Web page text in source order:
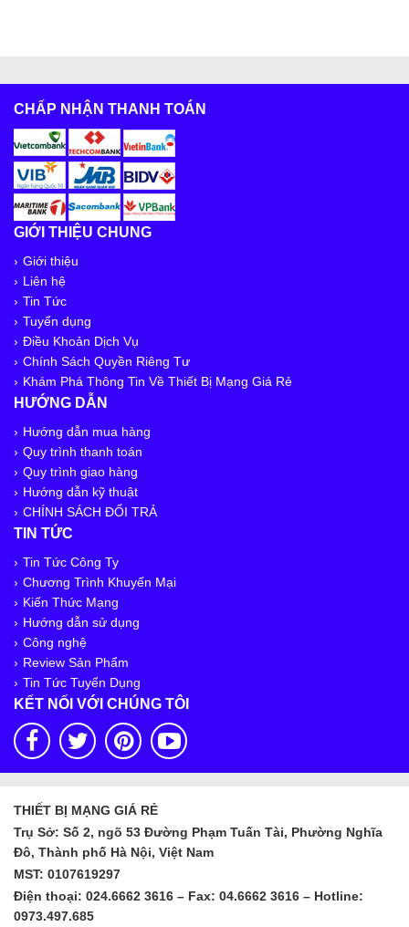
CHẤP NHẬN THANH TOÁN
GIỚI THIỆU CHUNG
Giới thiệu
Liên hệ
Tin Tức
Tuyển dụng
Điều Khoản Dịch Vụ
Chính Sách Quyền Riêng Tư
Khám Phá Thông Tin Về Thiết Bị Mạng Giá Rẻ
HƯỚNG DẪN
Hướng dẫn mua hàng
Quy trình thanh toán
Quy trình giao hàng
Hướng dẫn kỹ thuật
CHÍNH SÁCH ĐỔI TRẢ
TIN TỨC
Tin Tức Công Ty
Chương Trình Khuyến Mại
Kiến Thức Mạng
Hướng dẫn sử dụng
Công nghệ
Review Sản Phẩm
Tin Tức Tuyển Dụng
KẾT NỐI VỚI CHÚNG TÔI
THIẾT BỊ MẠNG GIÁ RẺ
Trụ Sở: Số 2, ngõ 53 Đường Phạm Tuấn Tài, Phường Nghĩa
Đô, Thành phố Hà Nội, Việt Nam
MST: 0107619297
Điện thoại: 024.6662 3616 – Fax: 04.6662 3616 – Hotline:
0973.497.685